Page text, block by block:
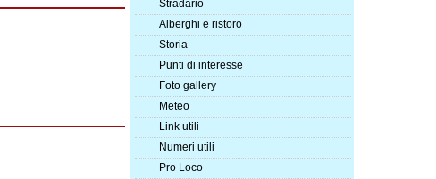
Stradario
Alberghi e ristoro
Storia
Punti di interesse
Foto gallery
Meteo
Link utili
Numeri utili
Pro Loco